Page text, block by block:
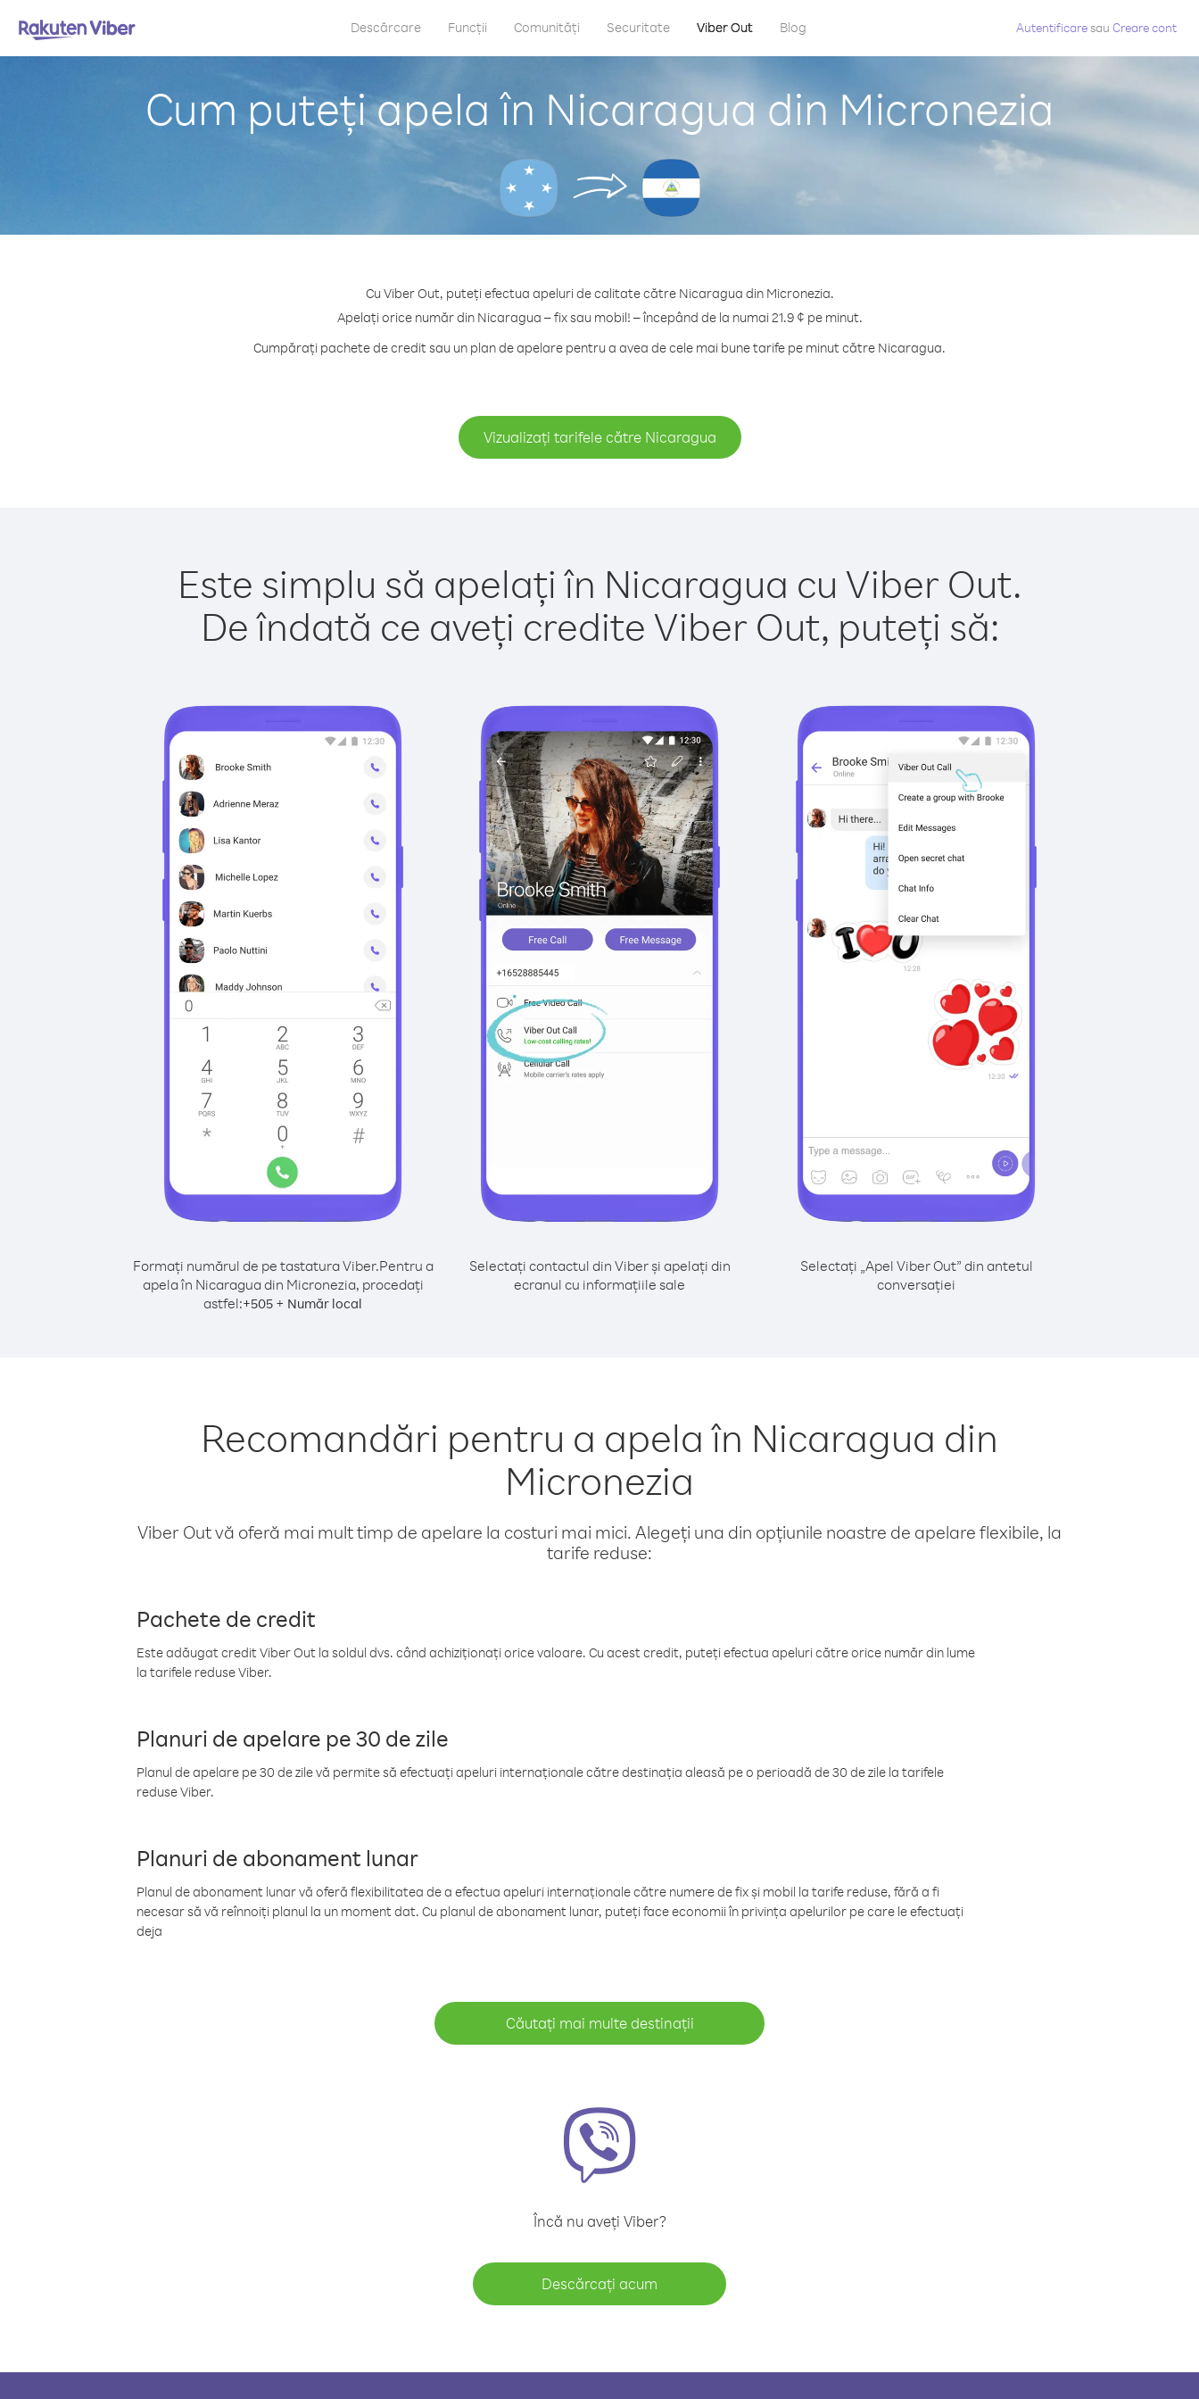
Descărcare Funcții Comunități Securitate Viber Out Blog Autentificaresau Creare cont
Cum puteți apela în Nicaragua din Micronezia
Cu Viber Out, puteți efectua apeluri de calitate către Nicaragua din Micronezia.
Apelați orice număr din Nicaragua – fix sau mobil! – începând de la numai 21.9 ¢ pe minut.
Cumpărați pachete de credit sau un plan de apelare pentru a avea de cele mai bune tarife pe minut către Nicaragua.
Vizualizați tarifele către Nicaragua
Este simplu să apelați în Nicaragua cu Viber Out.
De îndată ce aveți credite Viber Out, puteți să:
Formați numărul de pe tastatura Viber.Pentru a
apela în Nicaragua din Micronezia, procedați
astfel:+505 + Număr local
Selectați contactul din Viber și apelați din
ecranul cu informațiile sale
Selectați „Apel Viber Out” din antetul
conversației
Recomandări pentru a apela în Nicaragua din
Micronezia
Viber Out vă oferă mai mult timp de apelare la costuri mai mici. Alegeți una din opțiunile noastre de apelare flexibile, la
tarife reduse:
Pachete de credit
Este adăugat credit Viber Out la soldul dvs. când achiziționați orice valoare. Cu acest credit, puteți efectua apeluri către orice număr din lume
la tarifele reduse Viber.
Planuri de apelare pe 30 de zile
Planul de apelare pe 30 de zile vă permite să efectuați apeluri internaționale către destinația aleasă pe o perioadă de 30 de zile la tarifele
reduse Viber.
Planuri de abonament lunar
Planul de abonament lunar vă oferă flexibilitatea de a efectua apeluri internaționale către numere de fix și mobil la tarife reduse, fără a fi
necesar să vă reînnoiți planul la un moment dat. Cu planul de abonament lunar, puteți face economii în privința apelurilor pe care le efectuați
deja
Căutați mai multe destinații
Încă nu aveți Viber?
Descărcați acum